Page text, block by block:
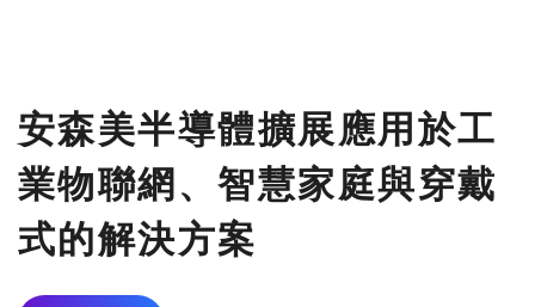
​安森美半導體擴展應用於工
業物聯網、智慧家庭與穿戴
式的解決方案